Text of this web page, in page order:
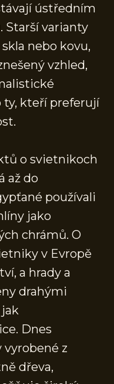
ústředním
Starší varianty
nebo kovu,
vzhled,
ty, kteří preferují
o svietnikoch
až do
používali
jako
chrámů. O
v Evropě
a hrady a
drahými
Dnes
z
dřeva,